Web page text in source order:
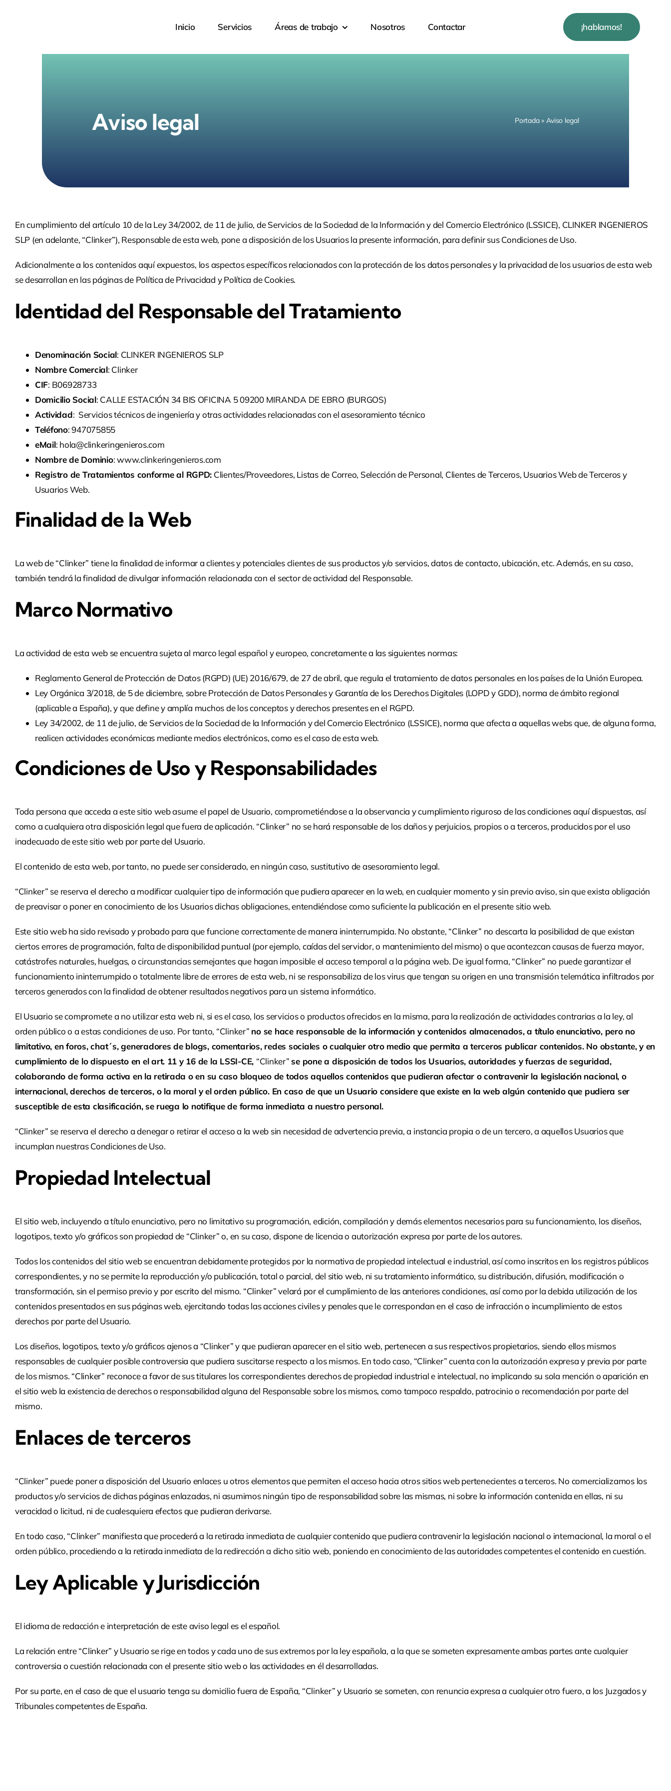
Inicio Servicios Áreas de trabajo Nosotros Contactar ¡hablamos!
Aviso legal Portada» Aviso legal
En cumplimiento del artículo 10 de la Ley 34/2002, de 11 de julio, de Servicios de la Sociedad de la Información y del Comercio Electrónico (LSSICE), CLINKER INGENIEROS
SLP (en adelante, “Clinker”), Responsable de esta web, pone a disposición de los Usuarios la presente información, para definir sus Condiciones de Uso.
Adicionalmente a los contenidos aquí expuestos, los aspectos específicos relacionados con la protección de los datos personales y la privacidad de los usuarios de esta web
se desarrollan en las páginas de Política de Privacidad y Política de Cookies.
Identidad del Responsable del Tratamiento
Denominación Social: CLINKER INGENIEROS SLP
Nombre Comercial: Clinker
CIF: B06928733
Domicilio Social: CALLE ESTACIÓN 34 BIS OFICINA 5 09200 MIRANDA DE EBRO (BURGOS)
Actividad: Servicios técnicos de ingeniería y otras actividades relacionadas con el asesoramiento técnico
Teléfono: 947075855
eMail: hola@clinkeringenieros.com
Nombre de Dominio: www.clinkeringenieros.com
Registro de Tratamientos conforme al RGPD: Clientes/Proveedores, Listas de Correo, Selección de Personal, Clientes de Terceros, Usuarios Web de Terceros y
Usuarios Web.
Finalidad de la Web
La web de “Clinker” tiene la finalidad de informar a clientes y potenciales clientes de sus productos y/o servicios, datos de contacto, ubicación, etc. Además, en su caso,
también tendrá la finalidad de divulgar información relacionada con el sector de actividad del Responsable.
Marco Normativo
La actividad de esta web se encuentra sujeta al marco legal español y europeo, concretamente a las siguientes normas:
Reglamento General de Protección de Datos (RGPD) (UE) 2016/679, de 27 de abril, que regula el tratamiento de datos personales en los países de la Unión Europea.
Ley Orgánica 3/2018, de 5 de diciembre, sobre Protección de Datos Personales y Garantía de los Derechos Digitales (LOPD y GDD), norma de ámbito regional
(aplicable a España), y que define y amplía muchos de los conceptos y derechos presentes en el RGPD.
Ley 34/2002, de 11 de julio, de Servicios de la Sociedad de la Información y del Comercio Electrónico (LSSICE), norma que afecta a aquellas webs que, de alguna forma,
realicen actividades económicas mediante medios electrónicos, como es el caso de esta web.
Condiciones de Uso y Responsabilidades
Toda persona que acceda a este sitio web asume el papel de Usuario, comprometiéndose a la observancia y cumplimiento riguroso de las condiciones aquí dispuestas, así
como a cualquiera otra disposición legal que fuera de aplicación. “Clinker” no se hará responsable de los daños y perjuicios, propios o a terceros, producidos por el uso
inadecuado de este sitio web por parte del Usuario.
El contenido de esta web, por tanto, no puede ser considerado, en ningún caso, sustitutivo de asesoramiento legal.
“Clinker” se reserva el derecho a modificar cualquier tipo de información que pudiera aparecer en la web, en cualquier momento y sin previo aviso, sin que exista obligación
de preavisar o poner en conocimiento de los Usuarios dichas obligaciones, entendiéndose como suficiente la publicación en el presente sitio web.
Este sitio web ha sido revisado y probado para que funcione correctamente de manera ininterrumpida. No obstante, “Clinker” no descarta la posibilidad de que existan
ciertos errores de programación, falta de disponibilidad puntual (por ejemplo, caídas del servidor, o mantenimiento del mismo) o que acontezcan causas de fuerza mayor,
catástrofes naturales, huelgas, o circunstancias semejantes que hagan imposible el acceso temporal a la página web. De igual forma, “Clinker” no puede garantizar el
funcionamiento ininterrumpido o totalmente libre de errores de esta web, ni se responsabiliza de los virus que tengan su origen en una transmisión telemática infiltrados por
terceros generados con la finalidad de obtener resultados negativos para un sistema informático.
El Usuario se compromete a no utilizar esta web ni, si es el caso, los servicios o productos ofrecidos en la misma, para la realización de actividades contrarias a la ley, al
orden público o a estas condiciones de uso. Por tanto, “Clinker” no se hace responsable de la información y contenidos almacenados, a título enunciativo, pero no
limitativo, en foros, chat´s, generadores de blogs, comentarios, redes sociales o cualquier otro medio que permita a terceros publicar contenidos. No obstante, y en
cumplimiento de lo dispuesto en el art. 11 y 16 de la LSSI-CE, “Clinker”se pone a disposición de todos los Usuarios, autoridades y fuerzas de seguridad,
colaborando de forma activa en la retirada o en su caso bloqueo de todos aquellos contenidos que pudieran afectar o contravenir la legislación nacional, o
internacional, derechos de terceros, o la moral y el orden público. En caso de que un Usuario considere que existe en la web algún contenido que pudiera ser
susceptible de esta clasificación, se ruega lo notifique de forma inmediata a nuestro personal.
“Clinker” se reserva el derecho a denegar o retirar el acceso a la web sin necesidad de advertencia previa, a instancia propia o de un tercero, a aquellos Usuarios que
incumplan nuestras Condiciones de Uso.
Propiedad Intelectual
El sitio web, incluyendo a título enunciativo, pero no limitativo su programación, edición, compilación y demás elementos necesarios para su funcionamiento, los diseños,
logotipos, texto y/o gráficos son propiedad de “Clinker” o, en su caso, dispone de licencia o autorización expresa por parte de los autores.
Todos los contenidos del sitio web se encuentran debidamente protegidos por la normativa de propiedad intelectual e industrial, así como inscritos en los registros públicos
correspondientes, y no se permite la reproducción y/o publicación, total o parcial, del sitio web, ni su tratamiento informático, su distribución, difusión, modificación o
transformación, sin el permiso previo y por escrito del mismo. “Clinker” velará por el cumplimiento de las anteriores condiciones, así como por la debida utilización de los
contenidos presentados en sus páginas web, ejercitando todas las acciones civiles y penales que le correspondan en el caso de infracción o incumplimiento de estos
derechos por parte del Usuario.
Los diseños, logotipos, texto y/o gráficos ajenos a “Clinker” y que pudieran aparecer en el sitio web, pertenecen a sus respectivos propietarios, siendo ellos mismos
responsables de cualquier posible controversia que pudiera suscitarse respecto a los mismos. En todo caso, “Clinker” cuenta con la autorización expresa y previa por parte
de los mismos. “Clinker” reconoce a favor de sus titulares los correspondientes derechos de propiedad industrial e intelectual, no implicando su sola mención o aparición en
el sitio web la existencia de derechos o responsabilidad alguna del Responsable sobre los mismos, como tampoco respaldo, patrocinio o recomendación por parte del
mismo.
Enlaces de terceros
“Clinker” puede poner a disposición del Usuario enlaces u otros elementos que permiten el acceso hacia otros sitios web pertenecientes a terceros. No comercializamos los
productos y/o servicios de dichas páginas enlazadas, ni asumimos ningún tipo de responsabilidad sobre las mismas, ni sobre la información contenida en ellas, ni su
veracidad o licitud, ni de cualesquiera efectos que pudieran derivarse.
En todo caso, “Clinker” manifiesta que procederá a la retirada inmediata de cualquier contenido que pudiera contravenir la legislación nacional o internacional, la moral o el
orden público, procediendo a la retirada inmediata de la redirección a dicho sitio web, poniendo en conocimiento de las autoridades competentes el contenido en cuestión.
Ley Aplicable y Jurisdicción
El idioma de redacción e interpretación de este aviso legal es el español.
La relación entre “Clinker” y Usuario se rige en todos y cada uno de sus extremos por la ley española, a la que se someten expresamente ambas partes ante cualquier
controversia o cuestión relacionada con el presente sitio web o las actividades en él desarrolladas.
Por su parte, en el caso de que el usuario tenga su domicilio fuera de España, “Clinker” y Usuario se someten, con renuncia expresa a cualquier otro fuero, a los Juzgados y
Tribunales competentes de España.
Inicio
Áreas de
trabajo
Ingeniería
industrial
Contra
Incendios
Ingeniería
Nosotros
Contactar